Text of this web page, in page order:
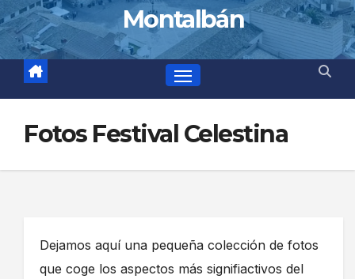
Montalbán
Fotos Festival Celestina
Dejamos aquí una pequeña colección de fotos
que coge los aspectos más signifiactivos del